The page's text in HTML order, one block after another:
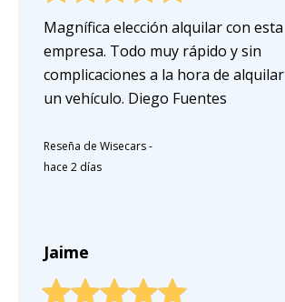
Magnífica elección alquilar con esta
empresa. Todo muy rápido y sin
complicaciones a la hora de alquilar
un vehículo. Diego Fuentes
Reseña de Wisecars-
hace 2 días
Jaime